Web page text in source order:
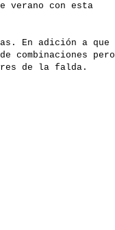
verano con esta
En adición a que
combinaciones pero
de la falda.